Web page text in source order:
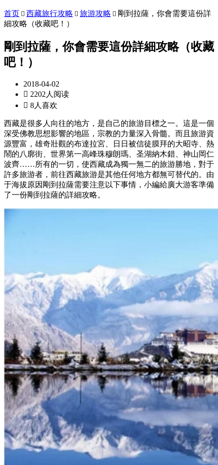
首页  西藏旅行攻略  旅游攻略  剛到拉薩，你會需要這份詳
細攻略（收藏吧！）
剛到拉薩，你會需要這份詳細攻略（收藏
吧！）
2018-04-02
 2202人阅读
 8人喜欢
西藏是很多人向往的地方，是自己的旅游目標之一。這是一個
深受佛教思想影響的地區，宗教的力量深入骨髓。而且旅游資
源豐富，雄奇壯觀的布達拉宮、日日被信徒膜拜的大昭寺、熱
鬧的八廓街、世界第一高峰珠穆朗瑪、圣湖納木錯、神山岡仁
波齊……所有的一切，使西藏成為獨一無二的旅游勝地，對于
許多旅游者，前往西藏旅游是其他任何地方都無可替代的。由
于海拔原因剛到拉薩需要注意以下事情，小編給廣大游客準備
了一份剛到拉薩的詳細攻略。